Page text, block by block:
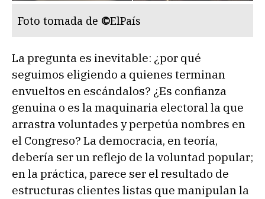
Foto tomada de ©ElPaís
La pregunta es inevitable: ¿por qué
seguimos eligiendo a quienes terminan
envueltos en escándalos? ¿Es confianza
genuina o es la maquinaria electoral la que
arrastra voluntades y perpetúa nombres en
el Congreso? La democracia, en teoría,
debería ser un reflejo de la voluntad popular;
en la práctica, parece ser el resultado de
estructuras clientes listas que manipulan la